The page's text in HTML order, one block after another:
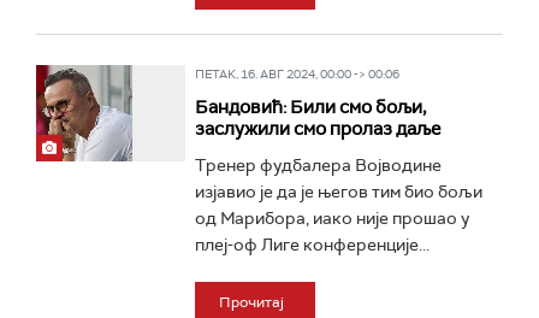
ПЕТАК, 16. АВГ 2024, 00:00 -> 00:06
Бандовић: Били смо бољи,
заслужили смо пролаз даље
Тренер фудбалера Војводине
изјавио је да је његов тим био бољи
од Марибора, иако није прошао у
плеј-оф Лиге конференције...
Прочитај